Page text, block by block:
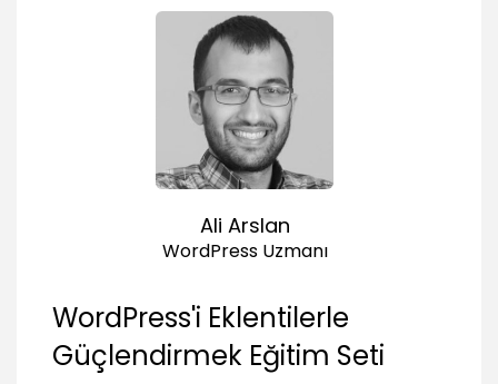
getirilmesi ve silinmesi.
Akismet Eklentisi ile Spam Koruması
Akismet eklentisinin kurulumu
Akismet sitesi üzerinden API Anahtarı almak
Google XML Sitemap ile Site Haritası
Oluşturmak
Google XML Sitemap Generator kurulumu
01:08
Site haritasının oluşturulması
Ali Arslan
WordPress Uzmanı
WordPress'i Eklentilerle
Güçlendirmek Eğitim Seti